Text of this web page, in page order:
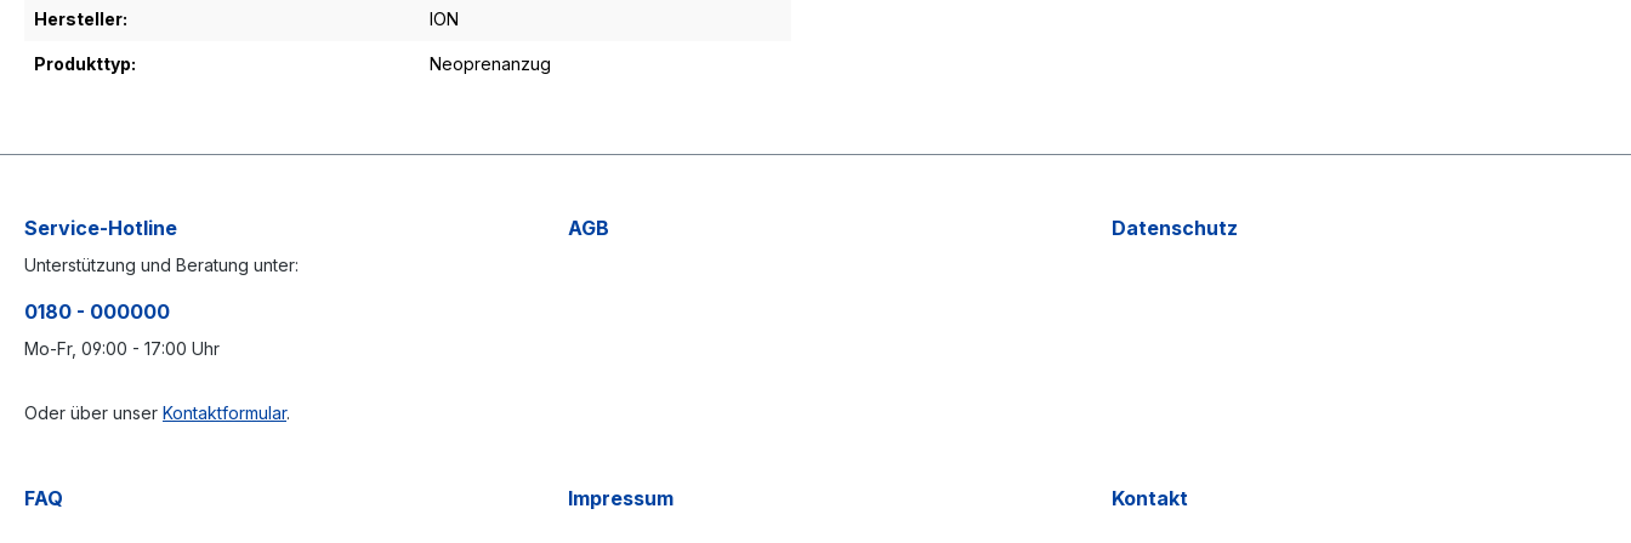
Hersteller: ION
Produkttyp: Neoprenanzug
Service-Hotline
Unterstützung und Beratung unter:
0180 - 000000
Mo-Fr, 09:00 - 17:00 Uhr
Oder über unser Kontaktformular.
AGB Datenschutz
FAQ Impressum Kontakt